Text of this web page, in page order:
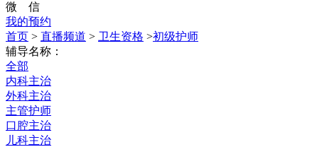
微 信
我的预约
首页 > 直播频道 > 卫生资格 >初级护师
辅导名称：
全部
内科主治
外科主治
主管护师
口腔主治
儿科主治